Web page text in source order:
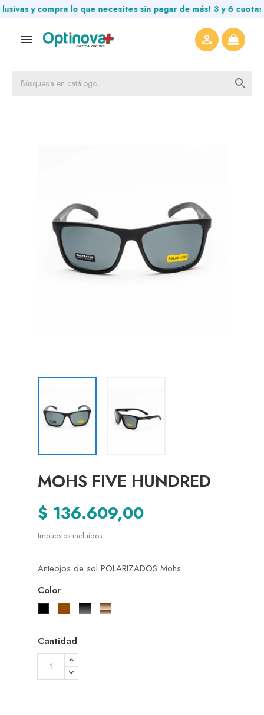
y compra lo que necesites sin pagar de más! 3 y 6 cuotas
 

MOHS FIVE HUNDRED
$ 136.609,00
Impuestos incluídos
Anteojos de sol POLARIZADOS Mohs
Color
MarrónNegroMarrón
Cantidad